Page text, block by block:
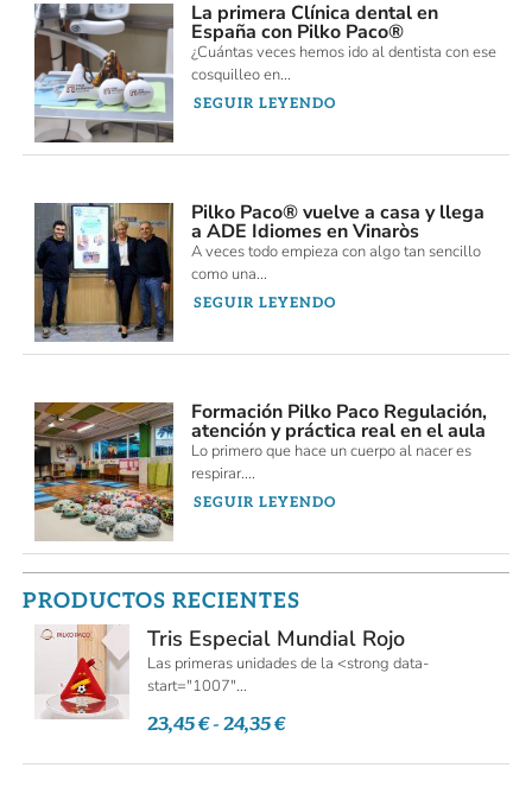
La primera Clínica dental en
España con Pilko Paco®
¿Cuántas veces hemos ido al dentista con ese
cosquilleo en...
SEGUIR LEYENDO
Pilko Paco® vuelve a casa y llega
a ADE Idiomes en Vinaròs
A veces todo empieza con algo tan sencillo
como una...
SEGUIR LEYENDO
Formación Pilko Paco Regulación,
atención y práctica real en el aula
Lo primero que hace un cuerpo al nacer es
respirar....
SEGUIR LEYENDO
PRODUCTOS RECIENTES
Tris Especial Mundial Rojo
Las primeras unidades de la <strong data-
start="1007"...
23,45€-24,35€